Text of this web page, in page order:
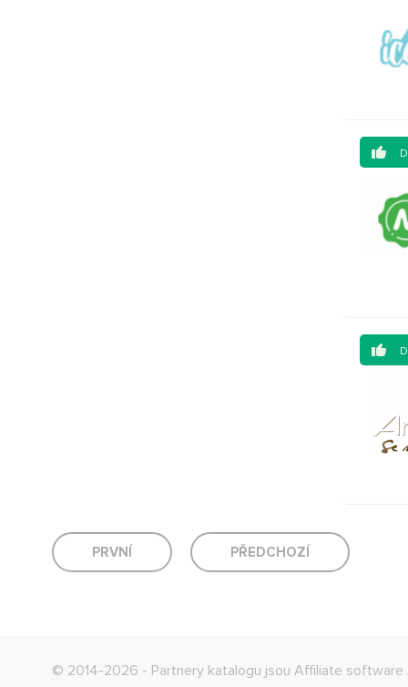
PRVNÍ PŘEDCHOZÍ
© 2014-2026 - Partnery katalogu jsou Affiliate software